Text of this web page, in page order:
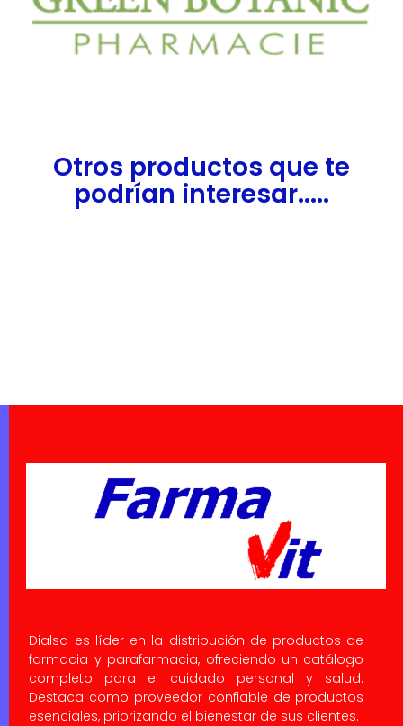
Otros productos que te
podrían interesar.....
Dialsa es líder en la distribución de productos de
farmacia y parafarmacia, ofreciendo un catálogo
completo para el cuidado personal y salud.
Destaca como proveedor confiable de productos
esenciales, priorizando el bienestar de sus clientes.